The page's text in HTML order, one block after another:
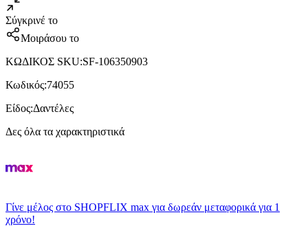
Σύγκρινέ το
Μοιράσου το
ΚΩΔΙΚΟΣ SKU:SF-106350903
Κωδικός:74055
Είδος:Δαντέλες
Δες όλα τα χαρακτηριστικά
Γίνε μέλος στο SHOPFLIX max για δωρεάν μεταφορικά για 1
χρόνο!